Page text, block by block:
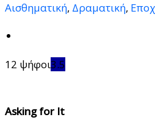
Αισθηματική, Δραματική,
12 ψήφοι3.5
Asking for It